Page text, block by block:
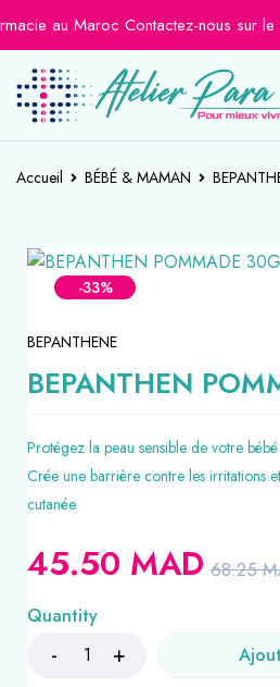
au Maroc Contactez-nous sur
Accueil BÉBÉ & MAMAN
-33%
BEPANTHENE
BEPANTHEN
Protégez la peau sensible de votre
Crée une barrière contre les irritations
cutanée.
68.25
45.50 MAD
Quantity